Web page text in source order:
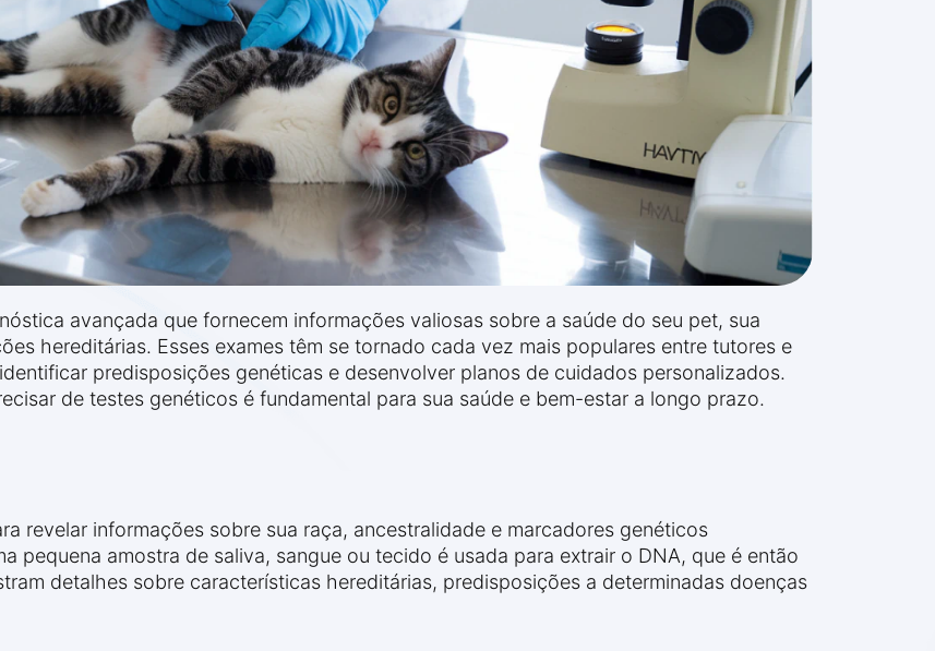
avançada que fornecem informações valiosas sobre a saúde do seu pet, sua
hereditárias. Esses exames têm se tornado cada vez mais populares entre tutores e
predisposições genéticas e desenvolver planos de cuidados personalizados.
de testes genéticos é fundamental para sua saúde e bem-estar a longo prazo.
revelar informações sobre sua raça, ancestralidade e marcadores genéticos
pequena amostra de saliva, sangue ou tecido é usada para extrair o DNA, que é então
detalhes sobre características hereditárias, predisposições a determinadas doenças